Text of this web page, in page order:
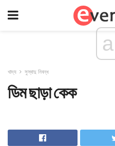
খাদ্য সুস্বাদু নিবন্ধ
ডিম ছাড়া কেক